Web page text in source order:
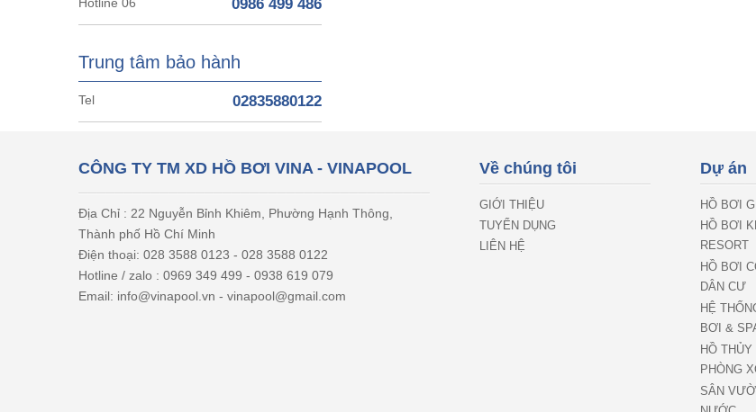
0986 499 486
Trung tâm bảo hành
Tel 02835880122
CÔNG TY TM XD HỒ BƠI VINA - VINAPOOL
Địa Chỉ : 22 Nguyễn Bỉnh Khiêm, Phường Hạnh Thông,
Thành phố Hồ Chí Minh
Điện thoại: 028 3588 0123 - 028 3588 0122
Hotline / zalo : 0969 349 499 - 0938 619 079
Email: info@vinapool.vn - vinapool@gmail.com
Về chúng tôi
GIỚI THIỆU
TUYỂN DỤNG
LIÊN HỆ
Dự án
HỒ BƠI
HỒ BƠI
RESORT
HỒ BƠI
DÂN CƯ
HỆ
BƠI &
HỒ
PHÒNG
SÂN